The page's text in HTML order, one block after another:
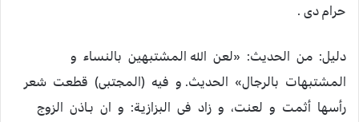
حرام دی .
دلیل: من الحديث‌: «‌لعن الله المشتبهین بالنساء و
المشتبهات بالرجال‌» الحدیث‌. و فیه (‌المجتبی‌) قطعت شعر
رأسها أثمت و لعنت، و زاد فی البزازیـة‌: و ان بـاذن الزوج